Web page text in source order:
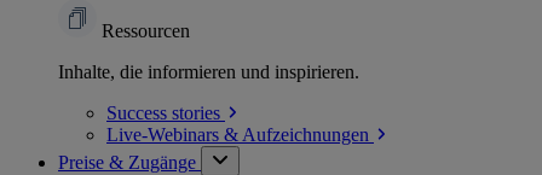
Ressourcen
Inhalte, die informieren und inspirieren.
Success stories
Live-Webinars & Aufzeichnungen
Preise & Zugänge